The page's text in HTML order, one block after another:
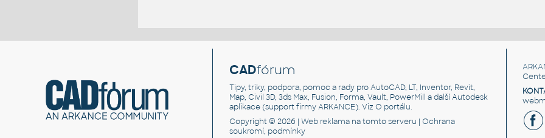
CADfórum
Tipy, triky, podpora, pomoc a rady pro AutoCAD, LT, Inventor, Revit,
Map, Civil 3D, 3ds Max, Fusion, Forma, Vault, PowerMill a další Autodesk
aplikace (support firmy ARKANCE). VizO portálu.
Copyright © 2026 |Web reklama na tomto serveru |Ochrana
soukromí, podmínky